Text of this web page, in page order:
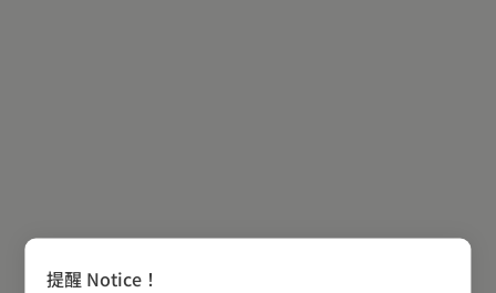
提醒 Notice！